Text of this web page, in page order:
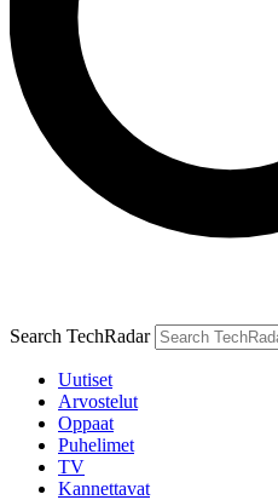
Search TechRadar
Uutiset
Arvostelut
Oppaat
Puhelimet
TV
Kannettavat